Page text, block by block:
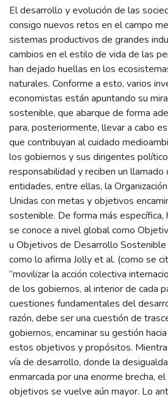
El desarrollo y evolución de las
consigo nuevos retos en el campo
sistemas productivos de grandes
cambios en el estilo de vida de las
han dejado huellas en los
naturales. Conforme a esto, varios
economistas están apuntando su
sostenible, que abarque de forma
para, posteriormente, llevar a cabo
que contribuyan al cuidado
los gobiernos y sus dirigentes
responsabilidad y reciben un llamado
entidades, entre ellas, la
Unidas con metas y objetivos
sostenible. De forma más específica,
se conoce a nivel global como
u Objetivos de Desarrollo
como lo afirma Jolly et al. (como se
“movilizar la acción colectiva
de los gobiernos, al interior de cada
cuestiones fundamentales del
razón, debe ser una cuestión de
gobiernos, encaminar su gestión
estos objetivos y propósitos.
vía de desarrollo, donde la
enmarcada por una enorme brecha,
objetivos se vuelve aún mayor. Lo